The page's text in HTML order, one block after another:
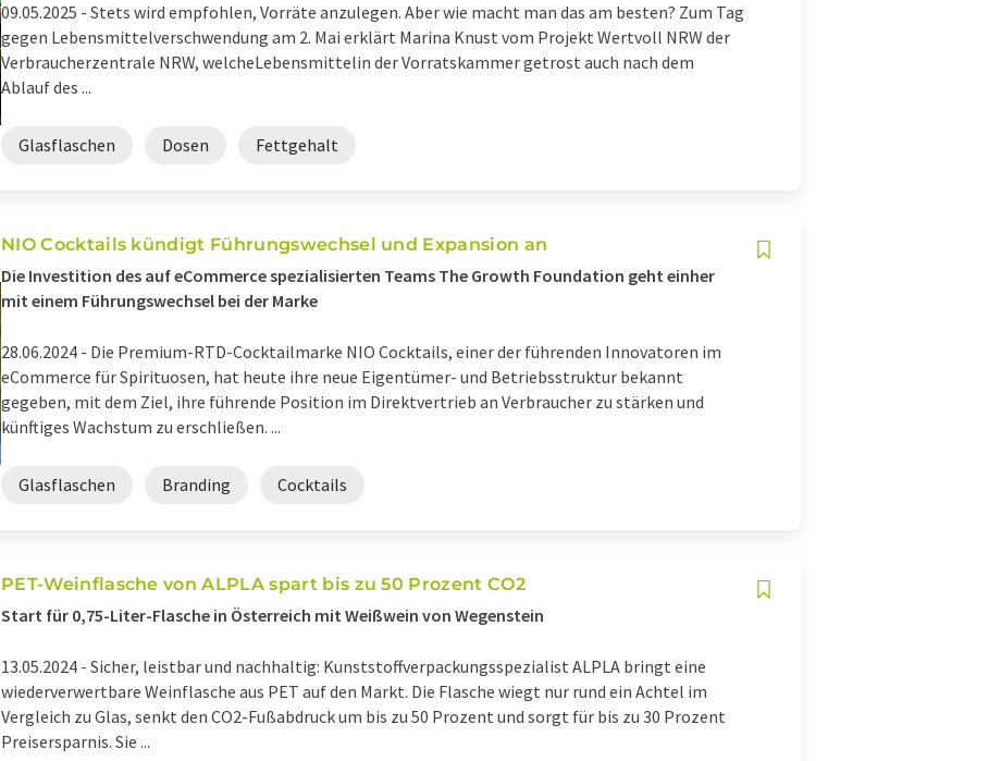
09.05.2025 - Stets wird empfohlen, Vorräte anzulegen. Aber wie macht man das am besten? Zum Tag
gegen Lebensmittelverschwendung am 2. Mai erklärt Marina Knust vom Projekt Wertvoll NRW der
Verbraucherzentrale NRW, welcheLebensmittelin der Vorratskammer getrost auch nach dem
Ablauf des ...
Glasflaschen Dosen Fettgehalt
NIO Cocktails kündigt Führungswechsel und Expansion an
Die Investition des auf eCommerce spezialisierten Teams The Growth Foundation geht einher
mit einem Führungswechsel bei der Marke
28.06.2024 - Die Premium-RTD-Cocktailmarke NIO Cocktails, einer der führenden Innovatoren im
eCommerce für Spirituosen, hat heute ihre neue Eigentümer- und Betriebsstruktur bekannt
gegeben, mit dem Ziel, ihre führende Position im Direktvertrieb an Verbraucher zu stärken und
künftiges Wachstum zu erschließen. ...
Glasflaschen Branding Cocktails
PET-Weinflasche von ALPLA spart bis zu 50 Prozent CO2
Start für 0,75-Liter-Flasche in Österreich mit Weißwein von Wegenstein
13.05.2024 - Sicher, leistbar und nachhaltig: Kunststoffverpackungsspezialist ALPLA bringt eine
wiederverwertbare Weinflasche aus PET auf den Markt. Die Flasche wiegt nur rund ein Achtel im
Vergleich zu Glas, senkt den CO2-Fußabdruck um bis zu 50 Prozent und sorgt für bis zu 30 Prozent
Preisersparnis. Sie ...